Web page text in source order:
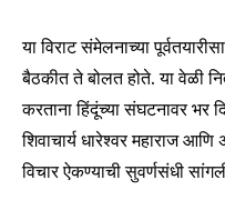
या विराट संमेलनाच्या
बैठकीत ते बोलत होते. या वेळी
करताना हिंदूंच्या संघटनावर भर
शिवाचार्य धारेश्वर महाराज
विचार ऐकण्याची सुवर्णसंधी